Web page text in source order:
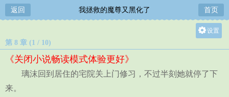
返回 我拯救的魔尊又黑化了 首页
设置
中
第 8 章 (1 / 10)
《关闭小说畅读模式体验更好》
璃沫回到居住的宅院关上门修习，不过半刻她就停了下
来。